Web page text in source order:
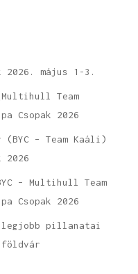
2026. május 1-3.
Team
Csopak 2026
– Team Kaáli)
2026
– Multihull Team
Csopak 2026
legjobb pillanatai